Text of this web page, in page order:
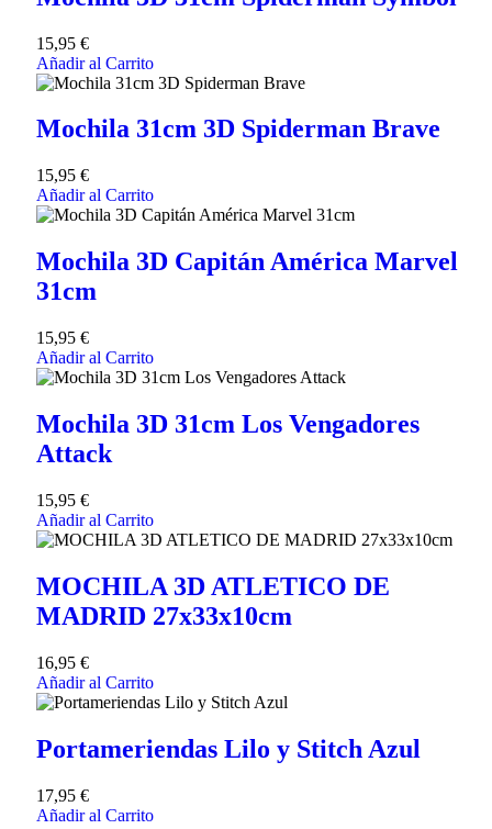
15,95 €
Añadir al Carrito
Mochila 31cm 3D Spiderman Brave
15,95 €
Añadir al Carrito
Mochila 3D Capitán América Marvel
31cm
15,95 €
Añadir al Carrito
Mochila 3D 31cm Los Vengadores
Attack
15,95 €
Añadir al Carrito
MOCHILA 3D ATLETICO DE
MADRID 27x33x10cm
16,95 €
Añadir al Carrito
Portameriendas Lilo y Stitch Azul
17,95 €
Añadir al Carrito